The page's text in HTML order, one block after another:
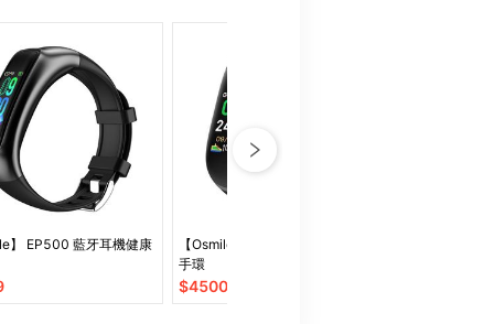
】 EP500 藍牙耳機健康
【Osmile】 EP400 藍牙耳機健康
手環
$4500